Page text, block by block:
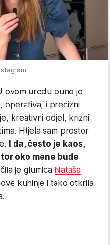
ovom uredu puno je
operativa, i precizni
kreativni odjel, krizni
Htjela sam prostor
I da, često je kaos,
oko mene bude
je glumica Nataša
kuhinje i tako otkrila